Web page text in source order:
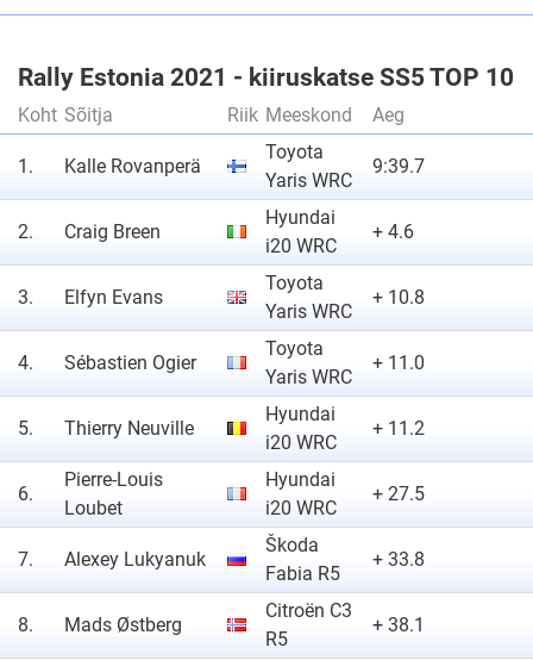
Rally Estonia 2021 - kiiruskatse SS5 TOP 10
Koht Sõitja Riik Meeskond Aeg
1. Kalle Rovanperä
Toyota
Yaris WRC
9:39.7
2. Craig Breen
Hyundai
i20 WRC
+ 4.6
3. Elfyn Evans
Toyota
Yaris WRC
+ 10.8
4. Sébastien Ogier
Toyota
Yaris WRC
+ 11.0
5. Thierry Neuville
Hyundai
i20 WRC
+ 11.2
6.
Pierre-Louis
Loubet
Hyundai
i20 WRC
+ 27.5
7. Alexey Lukyanuk
Škoda
Fabia R5
+ 33.8
8. Mads Østberg
Citroën C3
R5
+ 38.1